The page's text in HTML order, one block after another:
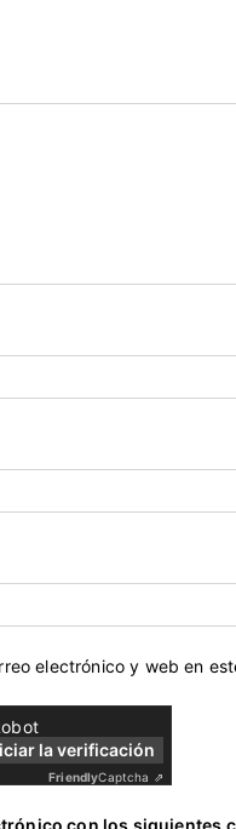
electrónico y web en
la verificación
FriendlyCaptcha ⇗
con los siguientes